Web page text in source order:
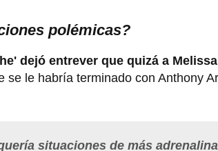
polémicas?
dejó entrever que quizá a
se le habría terminado con Anthony
situaciones de más